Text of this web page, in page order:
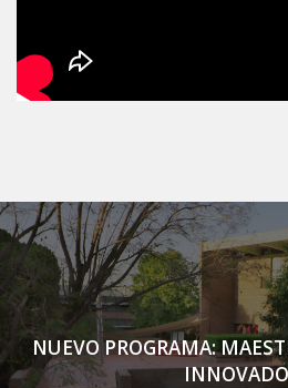
NUEVO PROGRAMA: